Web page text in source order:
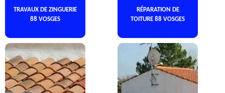
TRAVAUX DE ZINGUERIE
88 VOSGES
RÉPARATION DE
TOITURE 88 VOSGES